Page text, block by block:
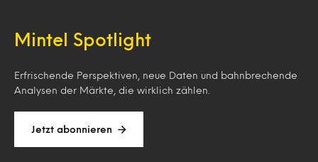
Mintel Spotlight
Erfrischende Perspektiven, neue Daten und bahnbrechende
Analysen der Märkte, die wirklich zählen.
Jetzt abonnieren